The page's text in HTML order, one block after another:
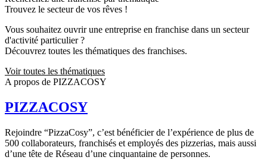
Trouvez le secteur de vos rêves !
Vous souhaitez ouvrir une entreprise en franchise dans un secteur
d'activité particulier ?
Découvrez toutes les thématiques des franchises.
Voir toutes les thématiques
A propos de PIZZACOSY
PIZZACOSY
Rejoindre “PizzaCosy”, c’est bénéficier de l’expérience de plus de
500 collaborateurs, franchisés et employés des pizzerias, mais aussi
d’une tête de Réseau d’une cinquantaine de personnes.